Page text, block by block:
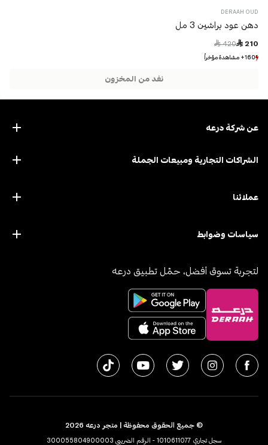
DERAAH OUD
دهن عود براشين 3 مل
 210
Price reduced from
 420
160+ مشاهدة مؤخراً
160+ مشاهدة مؤخراً
نفد من المخزون
عن ﺷﺮﻛﺔ درﻋﻪ
الشراكات التجارية ومبيعات الجملة
عملائنا
سياسات وضوابط
لتجربة تسوق أفضل، حمّل تطبيق درعه
© جميع الحقوق محفوظة | متجر درعه 2026
سجل تجاري 1010611077 - الرقم الضريبي 300055804900003